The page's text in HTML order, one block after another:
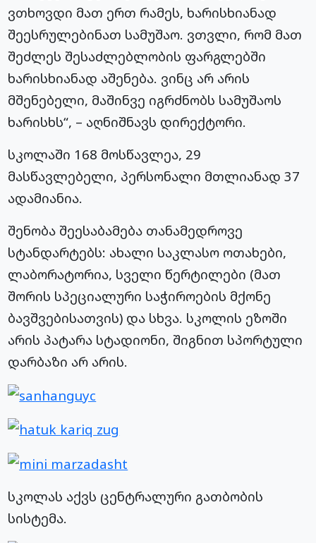
ვთხოვდი მათ ერთ რამეს, ხარისხიანად
შეესრულებინათ სამუშაო. ვთვლი, რომ მათ
შეძლეს შესაძლებლობის ფარგლებში
ხარისხიანად აშენება. ვინც არ არის
მშენებელი, მაშინვე იგრძნობს სამუშაოს
ხარისხს“, – აღნიშნავს დირექტორი.
სკოლაში 168 მოსწავლეა, 29
მასწავლებელი, პერსონალი მთლიანად 37
ადამიანია.
შენობა შეესაბამება თანამედროვე
სტანდარტებს: ახალი საკლასო ოთახები,
ლაბორატორია, სველი წერტილები (მათ
შორის სპეციალური საჭიროების მქონე
ბავშვებისათვის) და სხვა. სკოლის ეზოში
არის პატარა სტადიონი, შიგნით სპორტული
დარბაზი არ არის.
სკოლას აქვს ცენტრალური გათბობის
სისტემა.